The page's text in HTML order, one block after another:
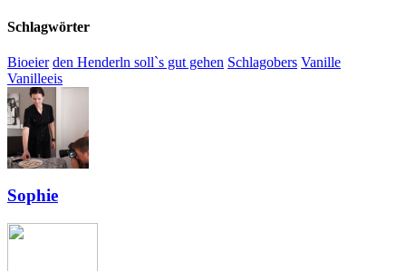
Schlagwörter
Bioeier den Henderln soll`s gut gehen Schlagobers Vanille
Vanilleeis
Sophie